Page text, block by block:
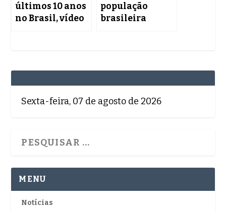
últimos 10 anos
no Brasil, vídeo
população
brasileira
Sexta-feira, 07 de agosto de 2026
MENU
Notícias